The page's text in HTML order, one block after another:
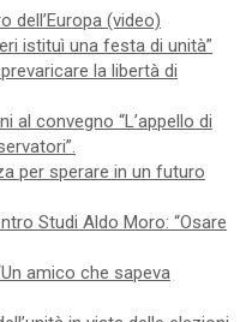
dell’Europa (video)
istituì una festa di unità”
la libertà di
al convegno “L’appello di
per sperare in un futuro
Studi Aldo Moro: “Osare
amico che sapeva